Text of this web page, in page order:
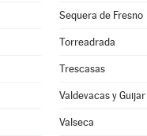
Sequera de Fresno
Torreadrada
Trescasas
Valdevacas y Guijar
Valseca